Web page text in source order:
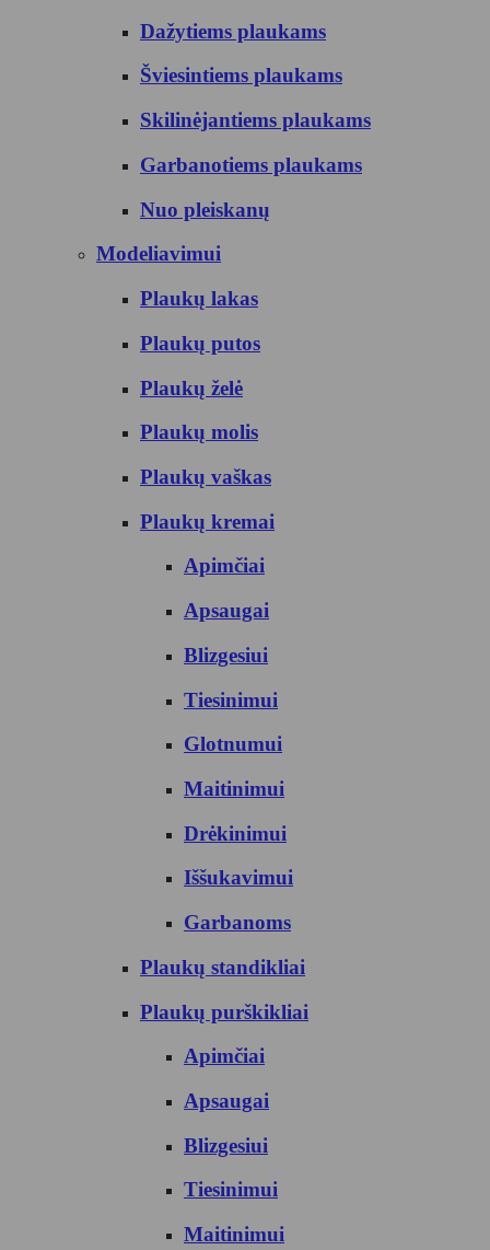
Dažytiems plaukams
Šviesintiems plaukams
Skilinėjantiems plaukams
Garbanotiems plaukams
Nuo pleiskanų
Modeliavimui
Plaukų lakas
Plaukų putos
Plaukų želė
Plaukų molis
Plaukų vaškas
Plaukų kremai
Apimčiai
Apsaugai
Blizgesiui
Tiesinimui
Glotnumui
Maitinimui
Drėkinimui
Iššukavimui
Garbanoms
Plaukų standikliai
Plaukų purškikliai
Apimčiai
Apsaugai
Blizgesiui
Tiesinimui
Maitinimui